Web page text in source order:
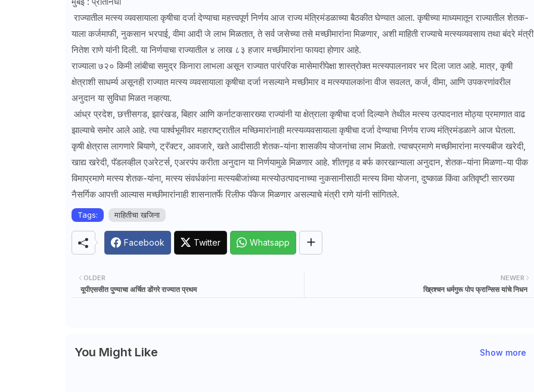
राज्यातील मत्स्य व्यवसायाला कृषीचा दर्जा देण्याचा महत्त्वपूर्ण निर्णय आज राज्य मंत्रिमंडळाच्या बैठकीत घेण्यात आला. कृषीच्या माध्यमातून राज्यातील शेतक-
याला कर्जमाफी, नुकसान भरपाई, वीमा आदी जे लाभ मिळतात, ते सर्व जसेच्या तसे मच्छीमारांना मिळणार, अशी माहिती राज्याचे मत्स्यव्यवसाय तथा बंदरे मंत्री
नितेश राणे यांनी दिली. या निर्णयाचा राज्यातील ४ लाख ८३ हजार मच्छीमारांना फायदा होणार आहे.
राज्याला ७२० किमी लांबीचा समुद्र किनारा लाभला असून राज्यात पारंपरिक मासेमारीपेक्षा शास्त्रोक्त मत्स्यपालनावर भर दिला जात आहे. मात्र, कृषी
क्षेत्राशी साधर्म्य असूनही राज्यात मत्स्य व्यवसायाला कृषीचा दर्जा नसल्याने मच्छीमार व मत्स्यपालकांना वीज सवलत, कर्ज, वीमा, आणि उपकरणांवरील
अनुदान या सुविधा मिळत नव्हत्या.
आंध्र प्रदेश, छत्तीसगड, झारंखड, बिहार आणि कर्नाटकसारख्या राज्यांनी या क्षेत्राला कृषीचा दर्जा दिल्याने तेथील मत्स्य उत्पादनात मोठ्या प्रमाणात वाढ
झाल्याचे समोर आले आहे. त्या पार्श्वभूमीवर महाराष्ट्रातील मच्छिमारांनाही मत्स्यव्यवसायाला कृषीचा दर्जा देण्याचा निर्णय राज्य मंत्रिमंडळाने आज घेतला.
कृषी क्षेत्रास लागणारे बियाणे, ट्रॅक्टर, आवजारे, खते आदीसाठी शेतक-यांना शासकीय योजनांचा लाभ मिळतो. त्याचप्रमाणे मच्छीमारांना मत्स्यबीज खरेदी,
खाद्य खरेदी, पॅडलव्हील एअरेटर्स, एअरपंप करीता अनुदान या निर्णयामुळे मिळणार आहे. शीतगृह व बर्फ कारखान्याला अनुदान, शेतक-यांना मिळणा-या पीक
विमाप्रमाणे मत्स्य शेतक-यांना, मत्स्य संवर्धकांना मत्स्यबीजांच्या मत्स्योउत्पादनाच्या नुकसानीसाठी मत्स्य विमा योजना, दुष्काळ किंवा अतिवृष्टी सारख्या
नैसर्गिक आपत्ती आल्यास मच्छीमारांनाही शासनातर्फे रिलीफ पॅकेज मिळणार असल्याचे मंत्री राणे यांनी सांगितले.
Tags: माहितीचा खजिना
Facebook Twitter Whatsapp
NEWER
ख्रिश्चन धर्मगुरू पोप फ्रान्सिस यांचे निधन
OLDER
यूपीएससीत पुण्याचा अर्चित डोंगरे राज्यात प्रथम
You Might Like Show more